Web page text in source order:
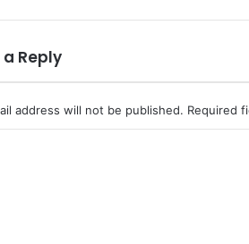
a Reply
address will not be published. Required